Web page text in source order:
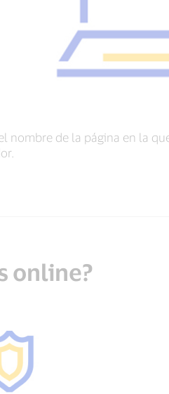
nombre de la página en la
online?